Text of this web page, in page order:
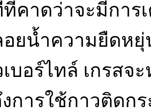
คาดว่าจะมีการ
อยน้ำความยืดห
เบอร์ไทล์ เกรส
การใช้กาวติดกร